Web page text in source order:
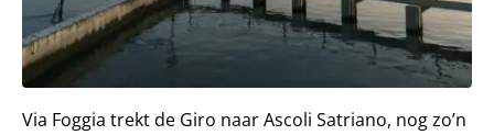
Via Foggia trekt de Giro naar Ascoli Satriano, nog zo’n